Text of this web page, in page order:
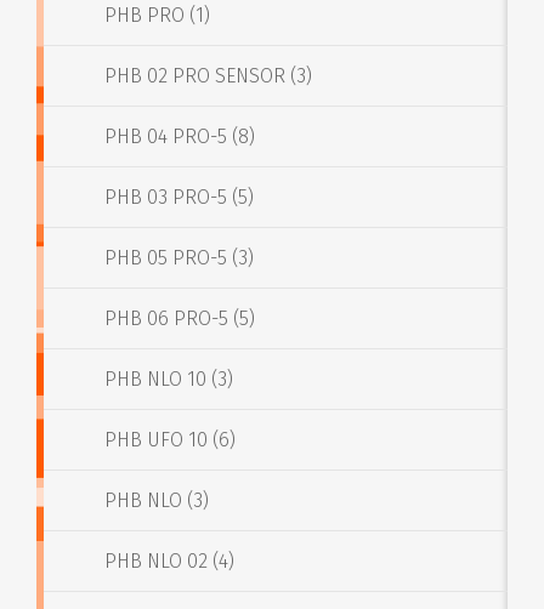
PHB PRO (1)
PHB 02 PRO SENSOR (3)
PHB 04 PRO-5 (8)
PHB 03 PRO-5 (5)
PHB 05 PRO-5 (3)
PHB 06 PRO-5 (5)
PHB NLO 10 (3)
PHB UFO 10 (6)
PHB NLO (3)
PHB NLO 02 (4)